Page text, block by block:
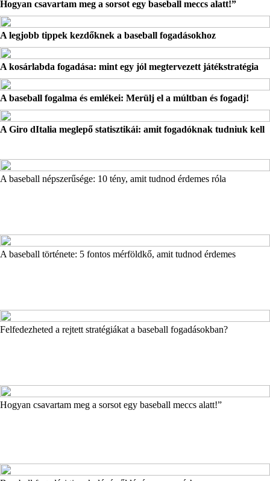
Hogyan csavartam meg a sorsot egy baseball meccs alatt!”
A legjobb tippek kezdőknek a baseball fogadásokhoz
A kosárlabda fogadása: mint egy jól megtervezett játékstratégia
A baseball fogalma és emlékei: Merülj el a múltban és fogadj!
A Giro dItalia meglepő statisztikái: amit fogadóknak tudniuk kell
A baseball népszerűsége: 10 tény, amit tudnod érdemes róla
A baseball története: 5 fontos mérföldkő, amit tudnod érdemes
Felfedezheted a rejtett stratégiákat a baseball fogadásokban?
Hogyan csavartam meg a sorsot egy baseball meccs alatt!”